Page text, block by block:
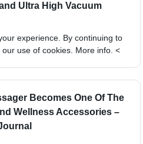
Ultra High Vacuum
experience. By continuing to
use of cookies. More info. <
Becomes One Of The
Wellness Accessories –